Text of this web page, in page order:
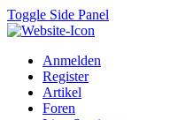
Toggle Side Panel
Anmelden
Register
Artikel
Foren